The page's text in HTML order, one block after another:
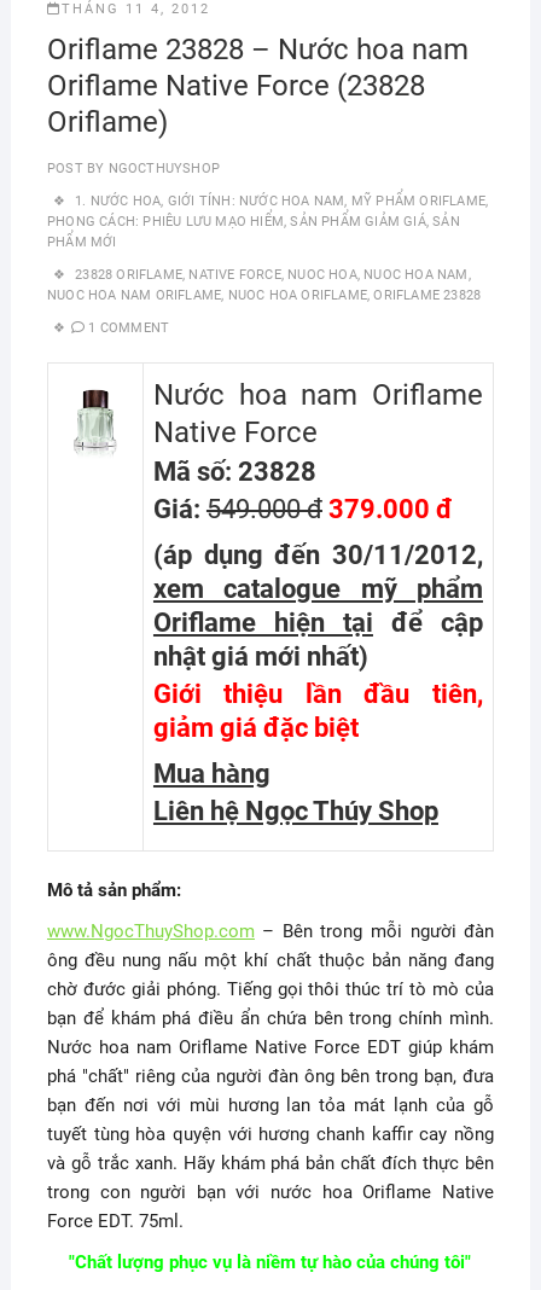
THÁNG 11 4, 2012
Oriflame 23828 – Nước hoa nam
Oriflame Native Force (23828
Oriflame)
POST BY NGOCTHUYSHOP
1. NƯỚC HOA, GIỚI TÍNH: NƯỚC HOA NAM, MỸ PHẨM ORIFLAME,
PHONG CÁCH: PHIÊU LƯU MẠO HIỂM,SẢN PHẨM GIẢM GIÁ,SẢN
PHẨM MỚI
23828 ORIFLAME, NATIVE FORCE, NUOC HOA, NUOC HOA NAM,
NUOC HOA NAM ORIFLAME, NUOC HOA ORIFLAME,ORIFLAME 23828
1 COMMENT
Nước hoa nam Oriflame
Native Force
Mã số: 23828
Giá: 549.000 đ379.000 đ
(áp dụng đến 30/11/2012,
xem catalogue mỹ phẩm
Oriflame hiện tại
để cập
nhật giá mới nhất)
Giới thiệu lần đầu tiên,
giảm giá đặc biệt
Mua hàng
Liên hệ Ngọc Thúy Shop
Mô tả sản phẩm:
www.NgocThuyShop.com– Bên trong mỗi người đàn
ông đều nung nấu một khí chất thuộc bản năng đang
chờ đước giải phóng. Tiếng gọi thôi thúc trí tò mò của
bạn để khám phá điều ẩn chứa bên trong chính mình.
Nước hoa nam Oriflame Native Force EDT giúp khám
phá "chất" riêng của người đàn ông bên trong bạn, đưa
bạn đến nơi với mùi hương lan tỏa mát lạnh của gỗ
tuyết tùng hòa quyện với hương chanh kaffir cay nồng
và gỗ trắc xanh. Hãy khám phá bản chất đích thực bên
trong con người bạn với nước hoa Oriflame Native
Force EDT. 75ml.
"Chất lượng phục vụ là niềm tự hào của chúng tôi"